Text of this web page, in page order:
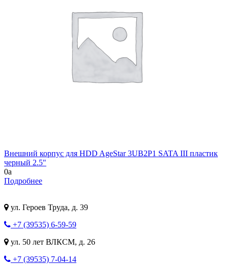
Внешний корпус для HDD AgeStar 3UB2P1 SATA III пластик
черный 2.5"
0a
Подробнее
ул. Героев Труда, д. 39
+7 (39535) 6-59-59
ул. 50 лет ВЛКСМ, д. 26
+7 (39535) 7-04-14